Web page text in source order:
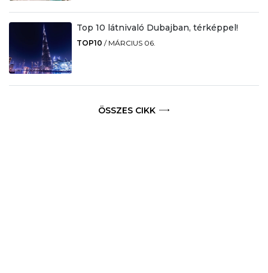
Top 10 látnivaló Dubajban, térképpel!
TOP10 / MÁRCIUS 06.
ÖSSZES CIKK